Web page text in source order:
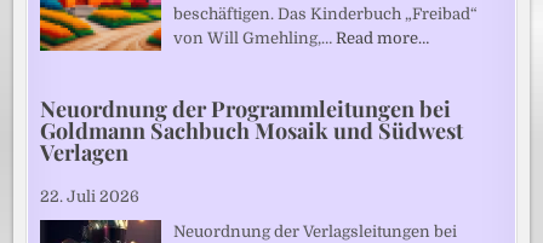
beschäftigen. Das Kinderbuch „Freibad“
von Will Gmehling,…Read more…
Neuordnung der Programmleitungen bei
Goldmann Sachbuch Mosaik und Südwest
Verlagen
22. Juli 2026
Neuordnung der Verlagsleitungen bei